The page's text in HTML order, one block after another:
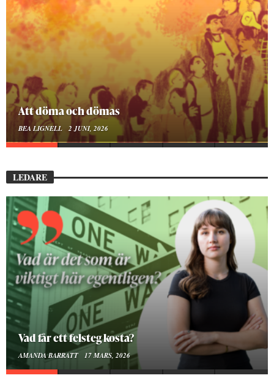
Att döma och dömas
BEA LIGNELL 2 JUNI, 2026
LEDARE
Vad får ett felsteg kosta?
AMANDA BARRATT 17 MARS, 2026